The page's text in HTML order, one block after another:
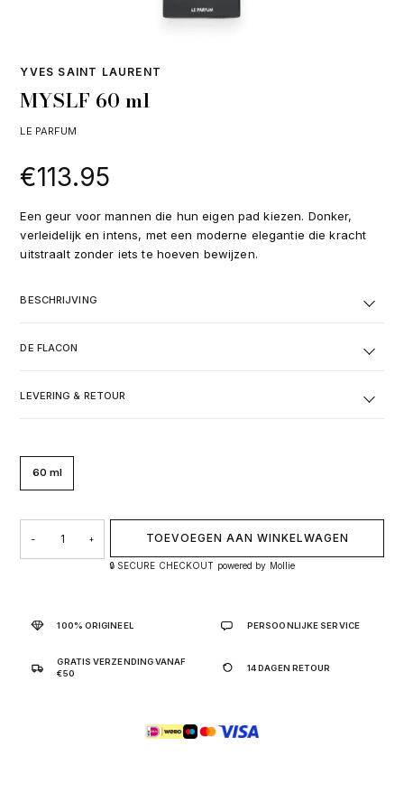
YVES SAINT LAURENT
MYSLF 60 ml
LE PARFUM
€113.95
Een geur voor mannen die hun eigen pad kiezen. Donker,
verleidelijk en intens, met een moderne elegantie die kracht
uitstraalt zonder iets te hoeven bewijzen.
BESCHRIJVING
DE FLACON
LEVERING & RETOUR
60 ml
−
MYSLF 60 ML AANTAL
+ TOEVOEGEN AAN WINKELWAGEN
🔒 SECURE CHECKOUT powered by Mollie
100% ORIGINEEL PERSOONLIJKE SERVICE
GRATIS VERZENDING VANAF
€50
14 DAGEN RETOUR